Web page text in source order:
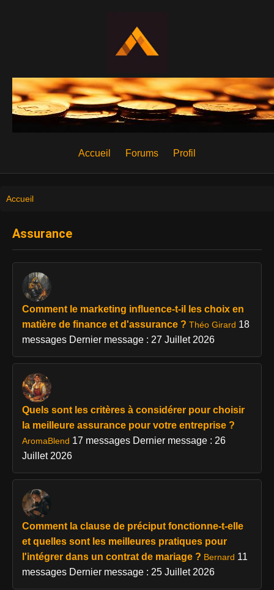
Accueil Forums Profil
Accueil
Assurance
Comment le marketing influence-t-il les choix en
matière de finance et d'assurance ? Théo Girard 18
messages Dernier message : 27 Juillet 2026
Quels sont les critères à considérer pour choisir
la meilleure assurance pour votre entreprise ?
AromaBlend 17 messages Dernier message : 26
Juillet 2026
Comment la clause de préciput fonctionne-t-elle
et quelles sont les meilleures pratiques pour
l'intégrer dans un contrat de mariage ? Bernard 11
messages Dernier message : 25 Juillet 2026